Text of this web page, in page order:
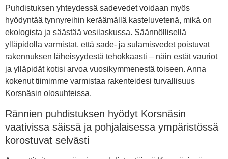
Puhdistuksen yhteydessä sadevedet voidaan myös
hyödyntää tynnyreihin keräämällä kasteluvetenä, mikä on
ekologista ja säästää vesilaskussa. Säännöllisellä
ylläpidolla varmistat, että sade- ja sulamisvedet poistuvat
rakennuksen läheisyydestä tehokkaasti – näin estät vauriot
ja ylläpidät kotisi arvoa vuosikymmenestä toiseen. Anna
kokenut tiimimme varmistaa rakenteidesi turvallisuus
Korsnäsin olosuhteissa.
Rännien puhdistuksen hyödyt Korsnäsin
vaativissa säissä ja pohjalaisessa ympäristössä
korostuvat selvästi